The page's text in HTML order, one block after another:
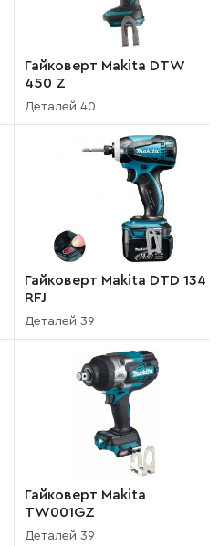
Гайковерт Makita DTW
450 Z
Деталей 40
Гайковерт Makita DTD 134
RFJ
Деталей 39
Гайковерт Makita
TW001GZ
Деталей 39